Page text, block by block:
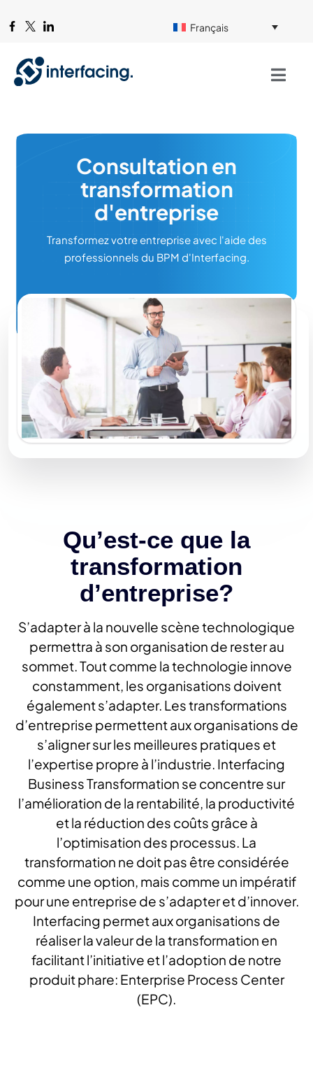
Français
Consultation en
transformation
d'entreprise
Transformez votre entreprise avec l'aide des
professionnels du BPM d'Interfacing.
Qu’est-ce que la
transformation
d’entreprise?
S’adapter à la nouvelle scène technologique
permettra à son organisation de rester au
sommet. Tout comme la technologie innove
constamment, les organisations doivent
également s’adapter. Les transformations
d’entreprise permettent aux organisations de
s’aligner sur les meilleures pratiques et
l’expertise propre à l’industrie. Interfacing
Business Transformation se concentre sur
l’amélioration de la rentabilité, la productivité
et la réduction des coûts grâce à
l’optimisation des processus. La
transformation ne doit pas être considérée
comme une option, mais comme un impératif
pour une entreprise de s’adapter et d’innover.
Interfacing permet aux organisations de
réaliser la valeur de la transformation en
facilitant l’initiative et l’adoption de notre
produit phare: Enterprise Process Center
(EPC).